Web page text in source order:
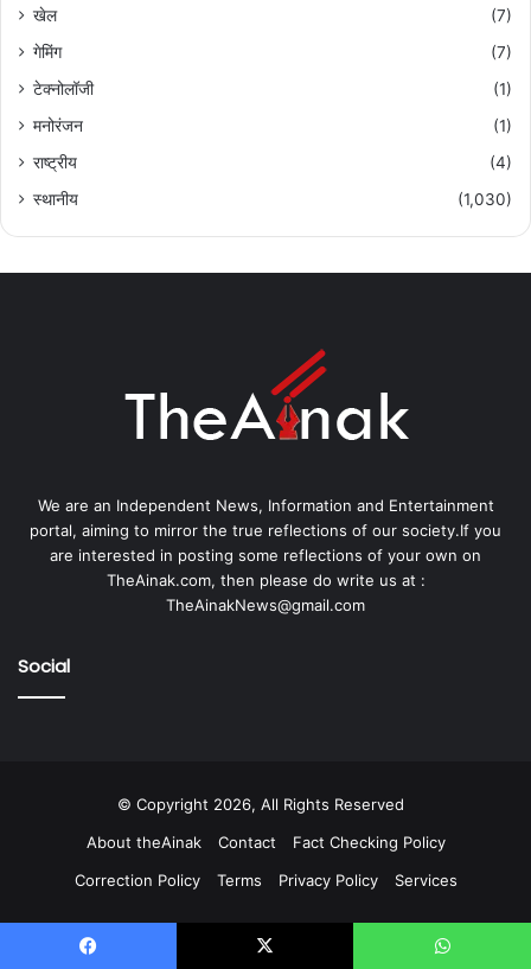
खेल
(7)
गेमिंग
(7)
टेक्नोलॉजी
(1)
मनोरंजन
(1)
राष्ट्रीय
(4)
स्थानीय
(1,030)
We are an Independent News, Information and Entertainment
portal, aiming to mirror the true reflections of our society.If you
are interested in posting some reflections of your own on
TheAinak.com, then please do write us at :
TheAinakNews@gmail.com
Social
© Copyright 2026, All Rights Reserved
About theAinak
Contact
Fact Checking Policy
Correction Policy
Terms Privacy Policy Services